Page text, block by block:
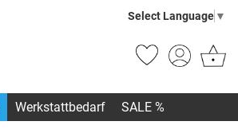
Select Language ▼
Werkstattbedarf SALE %